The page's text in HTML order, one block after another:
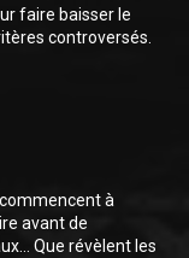
faire baisser le
controversés.
à
avant de
Que révèlent les